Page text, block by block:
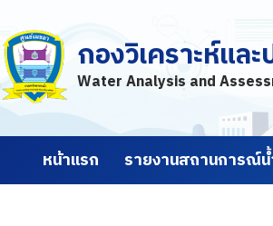
กองวิเคราะห์แล
Water Analysis and
หน้าแรก รายงานสถานการณ์